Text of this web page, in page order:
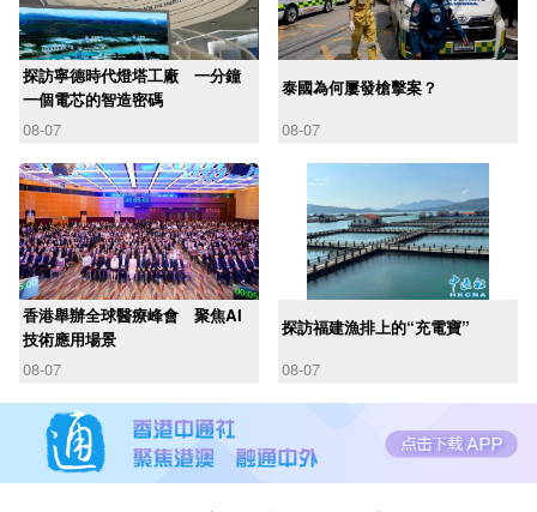
探訪寧德時代燈塔工廠 一分鐘
一個電芯的智造密碼
08-07
泰國為何屢發槍擊案？
08-07
香港舉辦全球醫療峰會 聚焦AI
技術應用場景
08-07
探訪福建漁排上的“充電寶”
08-07